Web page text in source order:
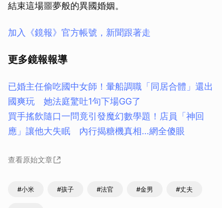
結束這場噩夢般的異國婚姻。
加入《鏡報》官方帳號，新聞跟著走
更多鏡報報導
已婚主任偷吃國中女師！暈船調職「同居合體」還出
國爽玩 她法庭驚吐1句下場GG了
買手搖飲隨口一問竟引發魔幻數學題！店員「神回
應」讓他大失眠 內行揭糖機真相…網全傻眼
查看原始文章
#小米 #孩子 #法官 #金男 #丈夫